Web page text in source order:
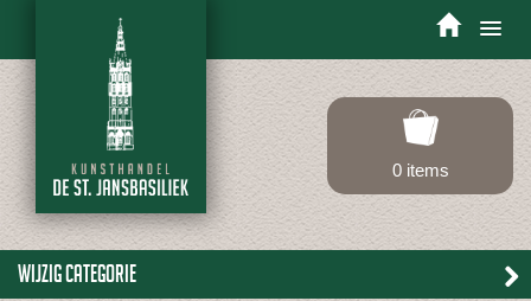
Toggle
0 items
Wijzig categorie